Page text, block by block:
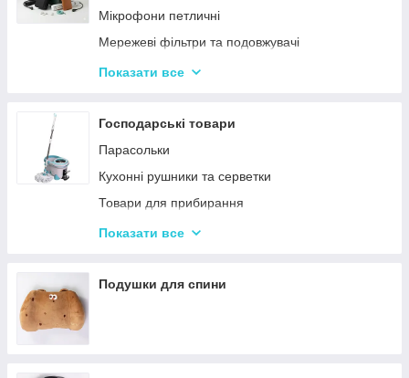
Мультиварки та скороварки
Міксери
М'ясорубки
Кухонні комбайни
Кавоварки та кавомолки
Слайсери
Електрочайники
Газові плити й електроплити
Вакууматори
Мікрофони петличні
Мережеві фільтри та подовжувачі
Проєктори
Зарядні пристрої
Смарт-годинник
Наушники
Портативні колонки
Повербанки
Показати все
Господарські товари
Парасольки
Кухонні рушники та серветки
Товари для прибирання
Килимки для кухні та ванної кімнати
Показати все
Подушки для спини